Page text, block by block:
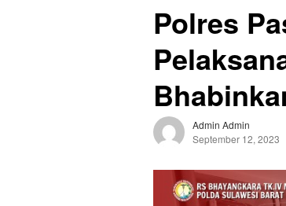
Polres
Admin Admin
September 12, 2023